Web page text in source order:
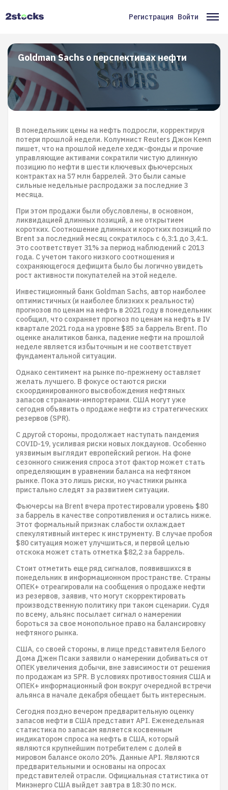
Меню
учётной
записи
пользователя
Регистрация Войти
Goldman Sachs о перспективах нефти
В понедельник цены на нефть подросли, корректируя
потери прошлой недели. Колумнист Reuters Джон Кемп
пишет, что на прошлой неделе хедж-фонды и прочие
управляющие активами сократили чистую длинную
позицию по нефти в шести ключевых фьючерсных
контрактах на 57 млн баррелей. Это были самые
сильные недельные распродажи за последние 3
месяца.
При этом продажи были обусловлены, в основном,
ликвидацией длинных позиций, а не открытием
коротких. Соотношение длинных и коротких позиций по
Brent за последний месяц сократилось с 6,3:1 до 3,4:1.
Это соответствует 31% за период наблюдений с 2013
года. С учетом такого низкого соотношения и
сохраняющегося дефицита было бы логично увидеть
рост активности покупателей на этой неделе.
Инвестиционный банк Goldman Sachs, автор наиболее
оптимистичных (и наиболее близких к реальности)
прогнозов по ценам на нефть в 2021 году в понедельник
сообщил, что сохраняет прогноз по ценам на нефть в IV
квартале 2021 года на уровне $85 за баррель Brent. По
оценке аналитиков банка, падение нефти на прошлой
неделе является избыточным и не соответствует
фундаментальной ситуации.
Однако сентимент на рынке по-прежнему оставляет
желать лучшего. В фокусе остаются риски
скоординированного высвобождения нефтяных
запасов странами-импортерами. США могут уже
сегодня объявить о продаже нефти из стратегических
резервов (SPR).
С другой стороны, продолжает наступать пандемия
COVID-19, усиливая риски новых локдаунов. Особенно
уязвимым выглядит европейский регион. На фоне
сезонного снижения спроса этот фактор может стать
определяющим в уравнении баланса на нефтяном
рынке. Пока это лишь риски, но участники рынка
пристально следят за развитием ситуации.
Фьючерсы на Brent вчера протестировали уровень $80
за баррель в качестве сопротивления и остались ниже.
Этот формальный признак слабости охлаждает
спекулятивный интерес к инструменту. В случае пробоя
$80 ситуация может улучшиться, и первой целью
отскока может стать отметка $82,2 за баррель.
Стоит отметить еще ряд сигналов, появившихся в
понедельник в информационном пространстве. Страны
ОПЕК+ отреагировали на сообщения о продаже нефти
из резервов, заявив, что могут скорректировать
производственную политику при таком сценарии. Судя
по всему, альянс посылает сигнал о намерении
бороться за свое монопольное право на балансировку
нефтяного рынка.
США, со своей стороны, в лице представителя Белого
Дома Джен Псаки заявили о намерении добиваться от
ОПЕК увеличения добычи, вне зависимости от решения
по продажам из SPR. В условиях противостояния США и
ОПЕК+ информационный фон вокруг очередной встречи
альянса в начале декабря обещает быть интересным.
Сегодня поздно вечером предварительную оценку
запасов нефти в США представит API. Еженедельная
статистика по запасам является косвенным
индикатором спроса на нефть в США, который
являются крупнейшим потребителем с долей в
мировом балансе около 20%. Данные API. Являются
предварительными и основаны на опросах
представителей отрасли. Официальная статистика от
Минэнерго США выйдет завтра в 18:30 по мск.